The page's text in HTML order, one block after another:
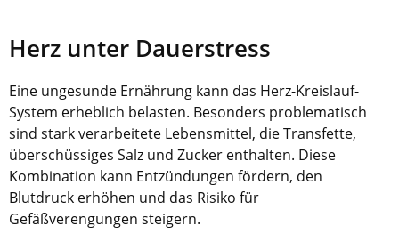
Herz unter Dauerstress
Eine ungesunde Ernährung kann das Herz-Kreislauf-
System erheblich belasten. Besonders problematisch
sind stark verarbeitete Lebensmittel, die Transfette,
überschüssiges Salz und Zucker enthalten. Diese
Kombination kann Entzündungen fördern, den
Blutdruck erhöhen und das Risiko für
Gefäßverengungen steigern.